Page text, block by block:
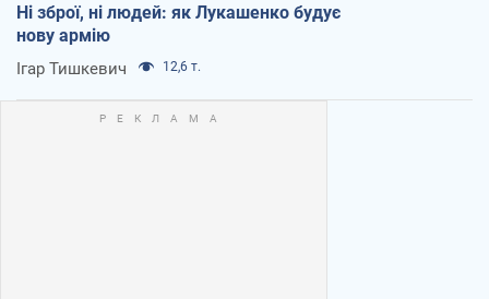
Ні зброї, ні людей: як Лукашенко будує
нову армію
Ігар Тишкевич 12,6 т.